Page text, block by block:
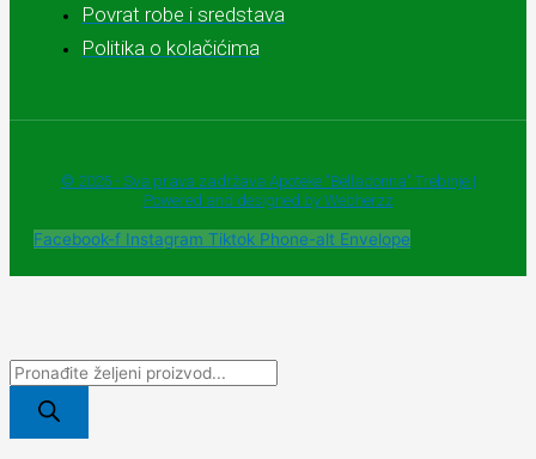
Povrat robe i sredstava
Politika o kolačićima
© 2025 - Sva prava zadržava Apoteke "Belladonna" Trebinje |
Powered and designed by Webherzz
Facebook-f Instagram Tiktok Phone-alt Envelope